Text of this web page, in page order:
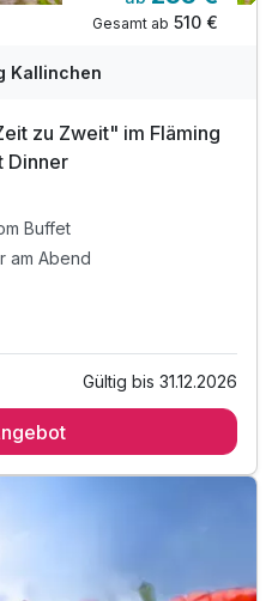
Gesamt ab 510 €
Kallinchen
Dinner
Buffet
am Abend
Buffet
Gültig bis 31.12.2026